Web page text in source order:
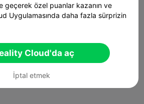
geçerek özel puanlar kazanın ve
Uygulamasında daha fazla sürprizin
Cloud'da aç
İptal etmek